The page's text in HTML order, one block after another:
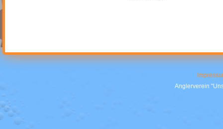
Anglerverein